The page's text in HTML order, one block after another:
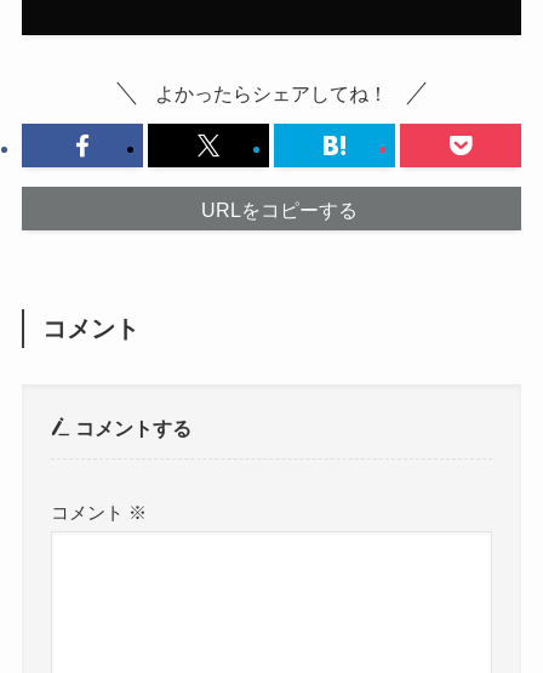
よかったらシェアしてね！
URLをコピーする
コメント
コメントする
コメント ※